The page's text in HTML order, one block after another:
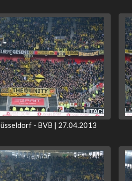
- BVB | 27.04.2013